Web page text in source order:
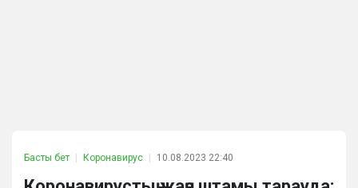
Басты бет Коронавирус 10.08.2023 22:40